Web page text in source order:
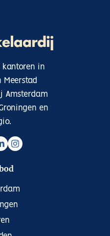
kantoren in
Meerstad
Amsterdam
en